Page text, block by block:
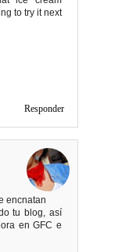
to try it next
Responder
encnatan
tu blog, así
en GFC e